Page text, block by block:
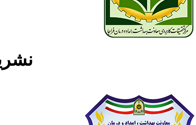
نشریه علمی